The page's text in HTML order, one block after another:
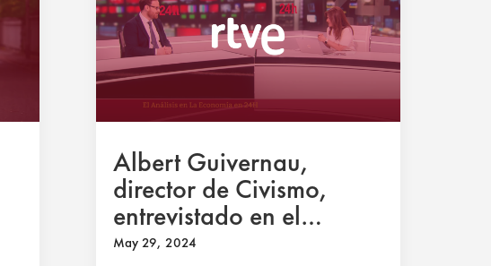
Albert Guivernau,
director de Civismo,
entrevistado en el
Canal24h de RTVE
May 29, 2024